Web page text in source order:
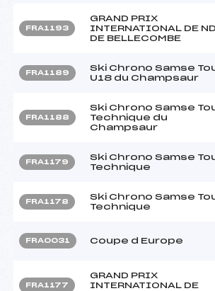
FRA1193
GRAND PRIX
INTERNATIONAL DE ND
DE BELLECOMBE
FRA1189
Ski Chrono Samse
U18 du Champsaur
FRA1188
Ski Chrono Samse
Technique du
Champsaur
FRA1179
Ski Chrono Samse
Technique
FRA1178
Ski Chrono Samse
Technique
FRA0031 Coupe d Europe
FRA1177
GRAND PRIX
INTERNATIONAL DE